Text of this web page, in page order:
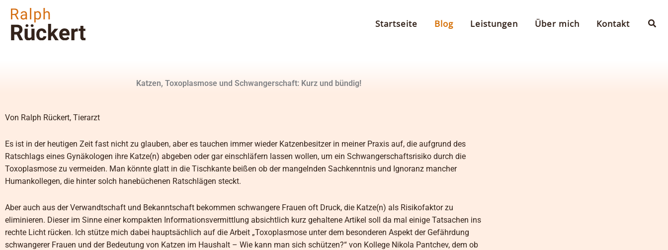
Inhalt
springen
Startseite Blog Leistungen Über mich Kontakt
Katzen, Toxoplasmose und Schwangerschaft: Kurz und bündig!
Von Ralph Rückert, Tierarzt
Es ist in der heutigen Zeit fast nicht zu glauben, aber es tauchen immer wieder Katzenbesitzer in meiner Praxis auf, die aufgrund des
Ratschlags eines Gynäkologen ihre Katze(n) abgeben oder gar einschläfern lassen wollen, um ein Schwangerschaftsrisiko durch die
Toxoplasmose zu vermeiden. Man könnte glatt in die Tischkante beißen ob der mangelnden Sachkenntnis und Ignoranz mancher
Humankollegen, die hinter solch hanebüchenen Ratschlägen steckt.
Aber auch aus der Verwandtschaft und Bekanntschaft bekommen schwangere Frauen oft Druck, die Katze(n) als Risikofaktor zu
eliminieren. Dieser im Sinne einer kompakten Informationsvermittlung absichtlich kurz gehaltene Artikel soll da mal einige Tatsachen ins
rechte Licht rücken. Ich stütze mich dabei hauptsächlich auf die Arbeit „Toxoplasmose unter dem besonderen Aspekt der Gefährdung
schwangerer Frauen und der Bedeutung von Katzen im Haushalt – Wie kann man sich schützen?“ von Kollege Nikola Pantchev, dem ob